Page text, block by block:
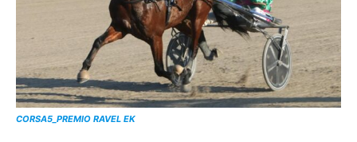
CORSA5_PREMIO RAVEL EK